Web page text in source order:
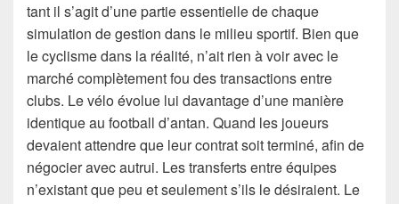
tant il s’agit d’une partie essentielle de chaque
simulation de gestion dans le milieu sportif. Bien que
le cyclisme dans la réalité, n’ait rien à voir avec le
marché complètement fou des transactions entre
clubs. Le vélo évolue lui davantage d’une manière
identique au football d’antan. Quand les joueurs
devaient attendre que leur contrat soit terminé, afin de
négocier avec autrui. Les transferts entre équipes
n’existant que peu et seulement s’ils le désiraient. Le